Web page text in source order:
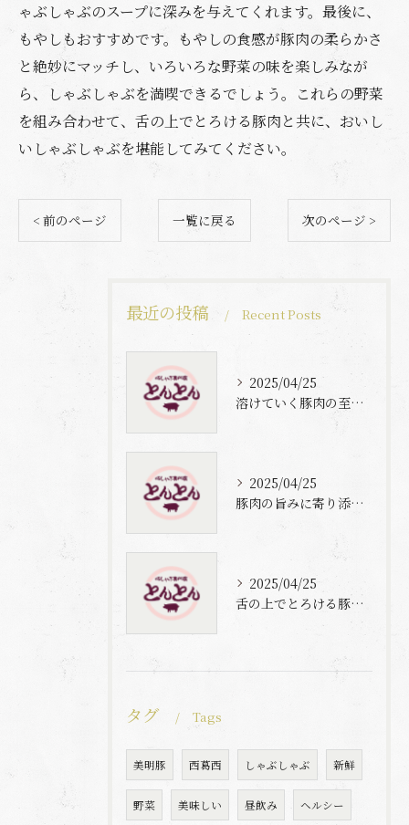
ゃぶしゃぶのスープに深みを与えてくれます。最後に、
もやしもおすすめです。もやしの食感が豚肉の柔らかさ
と絶妙にマッチし、いろいろな野菜の味を楽しみなが
ら、しゃぶしゃぶを満喫できるでしょう。これらの野菜
を組み合わせて、舌の上でとろける豚肉と共に、おいし
いしゃぶしゃぶを堪能してみてください。
< 前のページ 一覧に戻る 次のページ >
最近の投稿 Recent Posts
2025/04/25
溶けていく豚肉の至福体験
2025/04/25
豚肉の旨みに寄り添う自家製梅出汁の魅力
2025/04/25
舌の上でとろける豚肉と自家製梅出汁の魅力
タグ Tags
美明豚 西葛西 しゃぶしゃぶ 新鮮
野菜 美味しい 昼飲み ヘルシー